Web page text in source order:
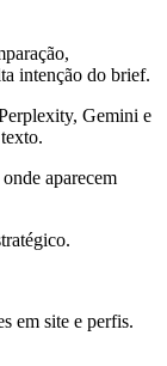
intenção do brief.
Gemini e
aparecem
em site e perfis.